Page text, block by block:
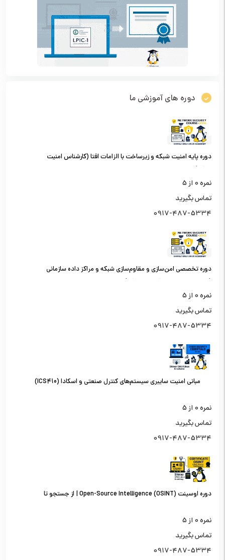
دوره های آموزشی ما
دوره پایه امنیت شبکه و زیرساخت با الزامات افتا (کارشناس امنیت
شبکه)
نمره0 از 5
تماس بگیرید
0917-487-5334
دوره تخصصی امن‌سازی و مقاوم‌سازی شبکه و مراکز داده سازمانی
(کارشناس امنیت شبکه سطح یک)
نمره0 از 5
تماس بگیرید
0917-487-5334
مبانی امنیت سایبری سیستم‌های کنترل صنعتی و اسکادا (ICS410)
نمره0 از 5
تماس بگیرید
0917-487-5334
دوره اوسینت (OSINT) Open-Source Intelligence | از جستجو تا
نمره0 از 5
تماس بگیرید
0917-487-5334